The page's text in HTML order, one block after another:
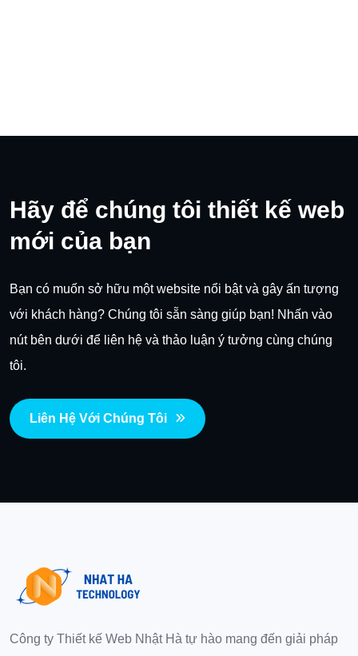
Hãy để chúng tôi thiết kế web
mới của bạn
Bạn có muốn sở hữu một website nổi bật và gây ấn tượng
với khách hàng? Chúng tôi sẵn sàng giúp bạn! Nhấn vào
nút bên dưới để liên hệ và thảo luận ý tưởng cùng chúng
tôi.
Liên Hệ Với Chúng Tôi
Công ty Thiết kế Web Nhật Hà tự hào mang đến giải pháp